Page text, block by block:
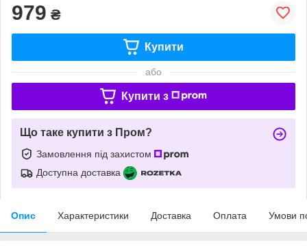
979 ₴
Купити
або
Купити з
Що таке купити з Пром?
Замовлення під захистом
Доступна доставка
Опис Характеристики Доставка Оплата Умови